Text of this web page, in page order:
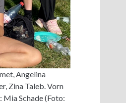
Angelina
Zina Taleb. Vorn
Schade (Foto: